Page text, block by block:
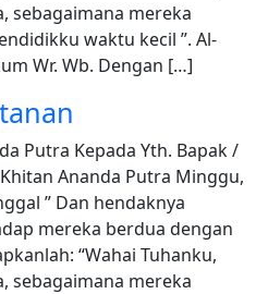
sebagaimana mereka
waktu kecil ”. Al-
Wr. Wb. Dengan […]
Putra Kepada Yth. Bapak /
Ananda Putra Minggu,
” Dan hendaknya
mereka berdua dengan
“Wahai Tuhanku,
sebagaimana mereka